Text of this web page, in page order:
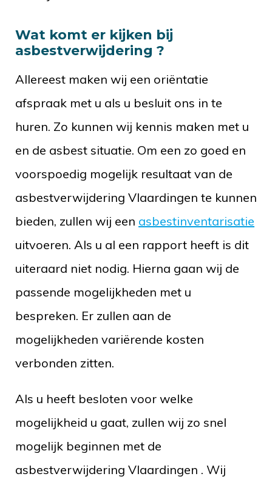
Wat komt er kijken bij
asbestverwijdering ?
Allereest maken wij een oriëntatie
afspraak met u als u besluit ons in te
huren. Zo kunnen wij kennis maken met u
en de asbest situatie. Om een zo goed en
voorspoedig mogelijk resultaat van de
asbestverwijdering Vlaardingen te kunnen
bieden, zullen wij een asbestinventarisatie
uitvoeren. Als u al een rapport heeft is dit
uiteraard niet nodig. Hierna gaan wij de
passende mogelijkheden met u
bespreken. Er zullen aan de
mogelijkheden variërende kosten
verbonden zitten.
Als u heeft besloten voor welke
mogelijkheid u gaat, zullen wij zo snel
mogelijk beginnen met de
asbestverwijdering Vlaardingen . Wij